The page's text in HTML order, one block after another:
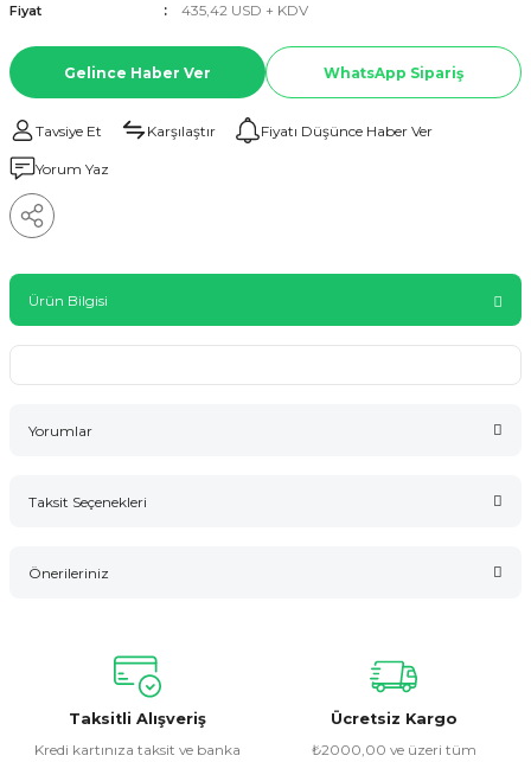
Fiyat 435,42 USD + KDV
Gelince Haber Ver WhatsApp Sipariş
Tavsiye Et Karşılaştır Fiyatı Düşünce Haber Ver
Yorum Yaz
Ürün Bilgisi
Yorumlar
Taksit Seçenekleri
Önerileriniz
konularda yetersiz gördüğünüz noktaları öneri formunu
kullanarak tarafımıza iletebilirsiniz.
Görüş ve önerileriniz için teşekkür ederiz.
Taksitli Alışveriş
Kredi kartınıza taksit ve banka
Ücretsiz Kargo
₺2000,00 ve üzeri tüm